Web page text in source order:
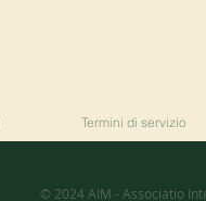
Termini di servizio
© 2024 AIM - Associatio